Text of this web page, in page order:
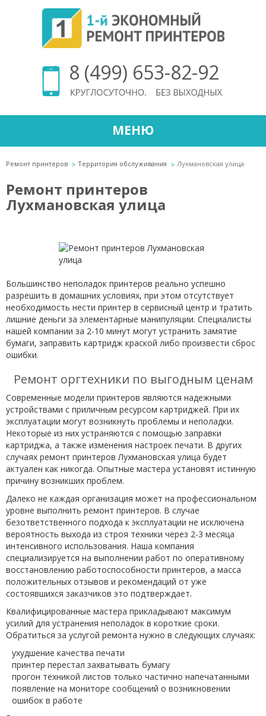
8 (499) 653-82-92
МЕНЮ
Ремонт принтеров Территория обслуживания Лухмановская улица
Ремонт принтеров
Лухмановская улица
Большинство неполадок принтеров реально успешно
разрешить в домашних условиях, при этом отсутствует
необходимость нести принтер в сервисный центр и тратить
лишние деньги за элементарные манипуляции. Специалисты
нашей компании за 2-10 минут могут устранить замятие
бумаги, заправить картридж краской либо произвести сброс
ошибки.
Ремонт оргтехники по выгодным ценам
Современные модели принтеров являются надежными
устройствами с приличным ресурсом картриджей. При их
эксплуатации могут возникнуть проблемы и неполадки.
Некоторые из них устраняются с помощью заправки
картриджа, а также изменения настроек печати. В других
случаях ремонт принтеров Лухмановская улица будет
актуален как никогда. Опытные мастера установят истинную
причину возникших проблем.
Далеко не каждая организация может на профессиональном
уровне выполнить ремонт принтеров. В случае
безответственного подхода к эксплуатации не исключена
вероятность выхода из строя техники через 2-3 месяца
интенсивного использования. Наша компания
специализируется на выполнении работ по оперативному
восстановлению работоспособности принтеров, а масса
положительных отзывов и рекомендаций от уже
состоявшихся заказчиков это подтверждает.
Квалифицированные мастера прикладывают максимум
усилий для устранения неполадок в короткие сроки.
Обратиться за услугой ремонта нужно в следующих случаях:
ухудшение качества печати
принтер перестал захватывать бумагу
прогон техникой листов только частично напечатанными
появление на мониторе сообщений о возникновении
ошибок в работе